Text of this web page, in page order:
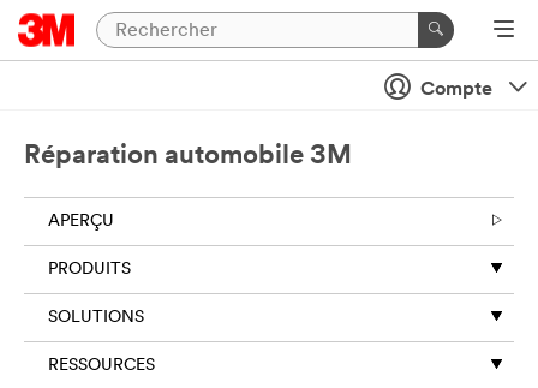
Compte
Réparation automobile 3M
APERÇU
PRODUITS
SOLUTIONS
RESSOURCES